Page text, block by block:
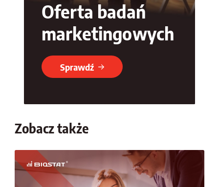
Oferta badań
marketingowych
Sprawdź
Zobacz także